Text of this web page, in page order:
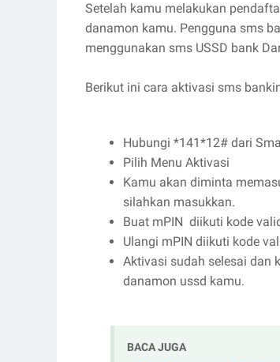
Setelah kamu melakukan
danamon kamu. Pengguna sms
menggunakan sms USSD bank
Berikut ini cara aktivasi sms
Hubungi *141*12# dari
Pilih Menu Aktivasi
Kamu akan diminta
silahkan masukkan.
Buat mPIN diikuti kode
Ulangi mPIN diikuti kode
Aktivasi sudah selesai dan
danamon ussd kamu.
BACA JUGA